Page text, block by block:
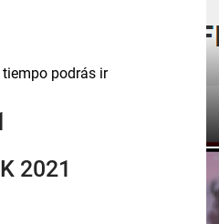
podrás ir
2021